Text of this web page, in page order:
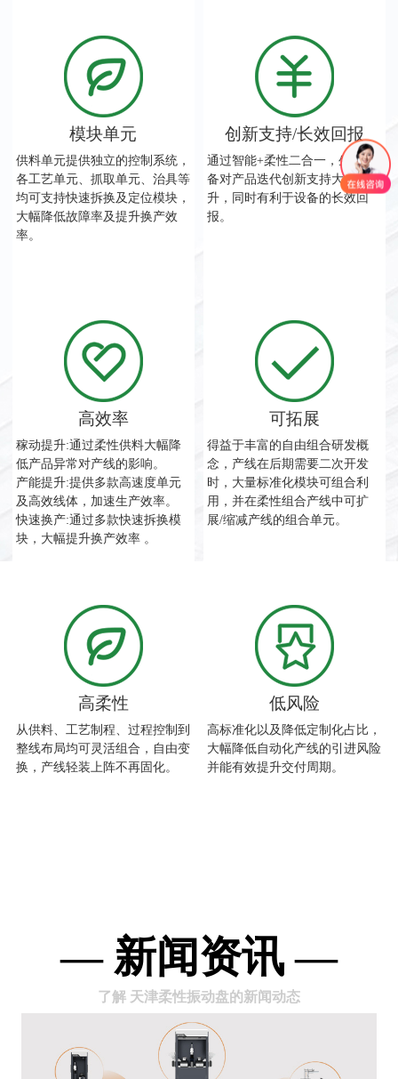
模块单元
供料单元提供独立的控制系统，
各工艺单元、抓取单元、治具等
均可支持快速拆换及定位模块，
大幅降低故障率及提升换产效
率。
创新支持/长效回报
通过智能+柔性二合一，生产设
备对产品迭代创新支持大幅提
升，同时有利于设备的长效回
报。
高效率
稼动提升:通过柔性供料大幅降
低产品异常对产线的影响。
产能提升:提供多款高速度单元
及高效线体，加速生产效率。
快速换产:通过多款快速拆换模
块，大幅提升换产效率 。
可拓展
得益于丰富的自由组合研发概
念，产线在后期需要二次开发
时，大量标准化模块可组合利
用，并在柔性组合产线中可扩
展/缩减产线的组合单元。
高柔性
从供料、工艺制程、过程控制到
整线布局均可灵活组合，自由变
换，产线轻装上阵不再固化。
低风险
高标准化以及降低定制化占比，
大幅降低自动化产线的引进风险
并能有效提升交付周期。
— 新闻资讯 —
了解 天津柔性振动盘的新闻动态